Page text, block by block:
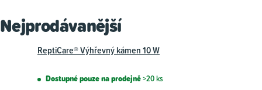
Nejprodávanější
ReptiCare® Výhřevný kámen 10 W
Dostupné pouze na prodejně>20 ks